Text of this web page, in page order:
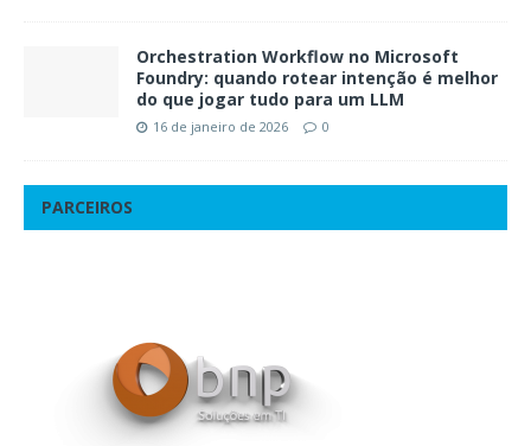
Orchestration Workflow no Microsoft
Foundry: quando rotear intenção é melhor
do que jogar tudo para um LLM
16 de janeiro de 2026 0
PARCEIROS